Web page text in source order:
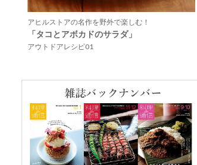
アヒルストアの名作を野外で楽しむ！
「タコとアボカドのサラダ」
アウトドアレシピ01